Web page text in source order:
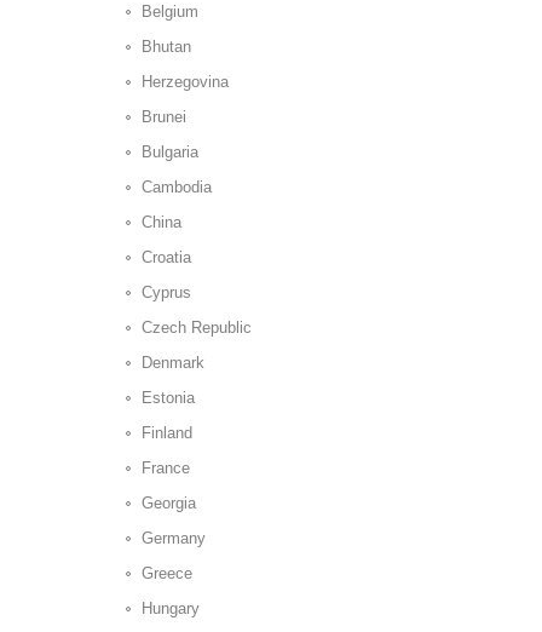
Belgium
Bhutan
Herzegovina
Brunei
Bulgaria
Cambodia
China
Croatia
Cyprus
Czech Republic
Denmark
Estonia
Finland
France
Georgia
Germany
Greece
Hungary